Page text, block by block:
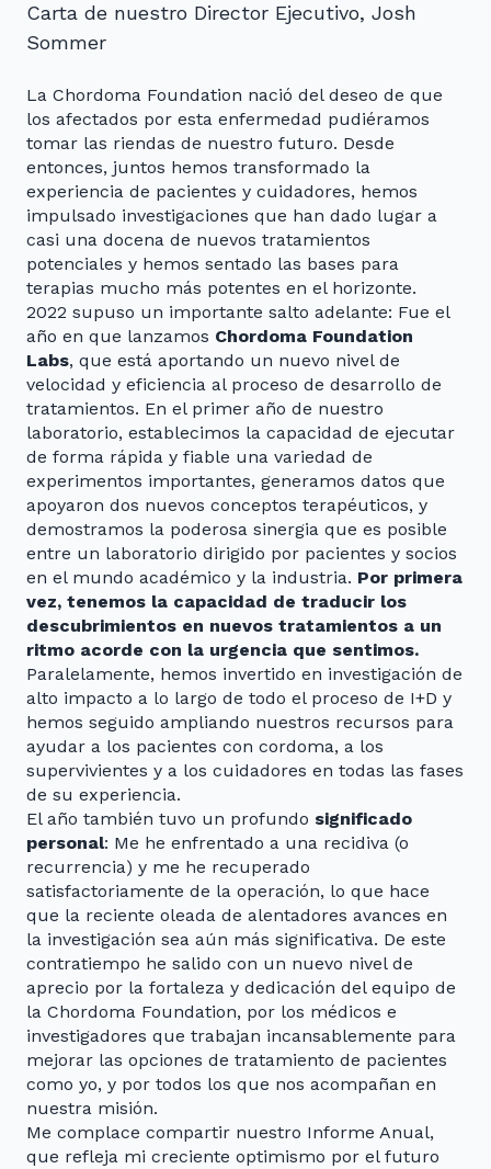
Carta de nuestro Director Ejecutivo, Josh
Sommer
La Chordoma Foundation nació del deseo de que
los afectados por esta enfermedad pudiéramos
tomar las riendas de nuestro futuro. Desde
entonces, juntos hemos transformado la
experiencia de pacientes y cuidadores, hemos
impulsado investigaciones que han dado lugar a
casi una docena de nuevos tratamientos
potenciales y hemos sentado las bases para
terapias mucho más potentes en el horizonte.
2022 supuso un importante salto adelante: Fue el
año en que lanzamos Chordoma Foundation
Labs, que está aportando un nuevo nivel de
velocidad y eficiencia al proceso de desarrollo de
tratamientos. En el primer año de nuestro
laboratorio, establecimos la capacidad de ejecutar
de forma rápida y fiable una variedad de
experimentos importantes, generamos datos que
apoyaron dos nuevos conceptos terapéuticos, y
demostramos la poderosa sinergia que es posible
entre un laboratorio dirigido por pacientes y socios
en el mundo académico y la industria. Por primera
vez, tenemos la capacidad de traducir los
descubrimientos en nuevos tratamientos a un
ritmo acorde con la urgencia que sentimos.
Paralelamente, hemos invertido en investigación de
alto impacto a lo largo de todo el proceso de I+D y
hemos seguido ampliando nuestros recursos para
ayudar a los pacientes con cordoma, a los
supervivientes y a los cuidadores en todas las fases
de su experiencia.
El año también tuvo un profundo significado
personal: Me he enfrentado a una recidiva (o
recurrencia) y me he recuperado
satisfactoriamente de la operación, lo que hace
que la reciente oleada de alentadores avances en
la investigación sea aún más significativa. De este
contratiempo he salido con un nuevo nivel de
aprecio por la fortaleza y dedicación del equipo de
la Chordoma Foundation, por los médicos e
investigadores que trabajan incansablemente para
mejorar las opciones de tratamiento de pacientes
como yo, y por todos los que nos acompañan en
nuestra misión.
Me complace compartir nuestro Informe Anual,
que refleja mi creciente optimismo por el futuro